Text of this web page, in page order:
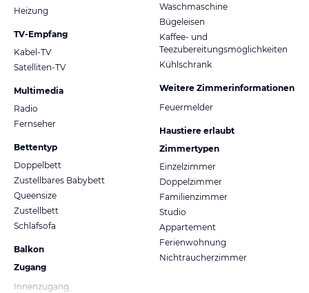
Heizung
TV-Empfang
Kabel-TV
Satelliten-TV
Multimedia
Radio
Fernseher
Bettentyp
Doppelbett
Zustellbares Babybett
Queensize
Zustellbett
Schlafsofa
Balkon
Zugang
Innenzugang
Waschmaschine
Bügeleisen
Kaffee- und
Teezubereitungsmöglichkeiten
Kühlschrank
Weitere Zimmerinformationen
Feuermelder
Haustiere erlaubt
Zimmertypen
Einzelzimmer
Doppelzimmer
Familienzimmer
Studio
Appartement
Ferienwohnung
Nichtraucherzimmer